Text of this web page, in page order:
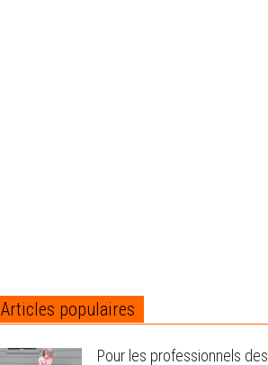
Articles populaires
Pour les professionnels des